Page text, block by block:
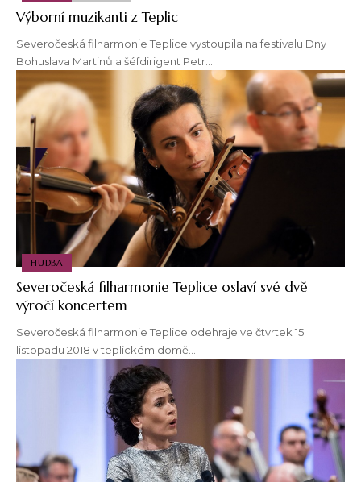
Výborní muzikanti z Teplic
Severočeská filharmonie Teplice vystoupila na festivalu Dny
Bohuslava Martinů a šéfdirigent Petr…
HUDBA
Severočeská filharmonie Teplice oslaví své dvě
výročí koncertem
Severočeská filharmonie Teplice odehraje ve čtvrtek 15.
listopadu 2018 v teplickém domě…